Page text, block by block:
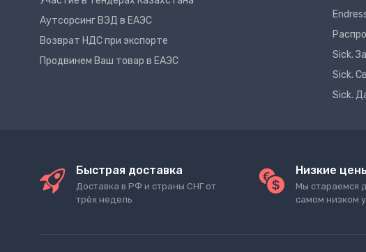
Аутсорсинг ВЭД в ЕАЭС
Возврат НДС при экспорте
Продвинем Ваш товар в ЕАЭС
Sick.
Sick.
Sick.
Быстрая доставка
Доставка в РФ и страны СНГ от
трёх недель
Низкие
Мы стараемся
самом низком